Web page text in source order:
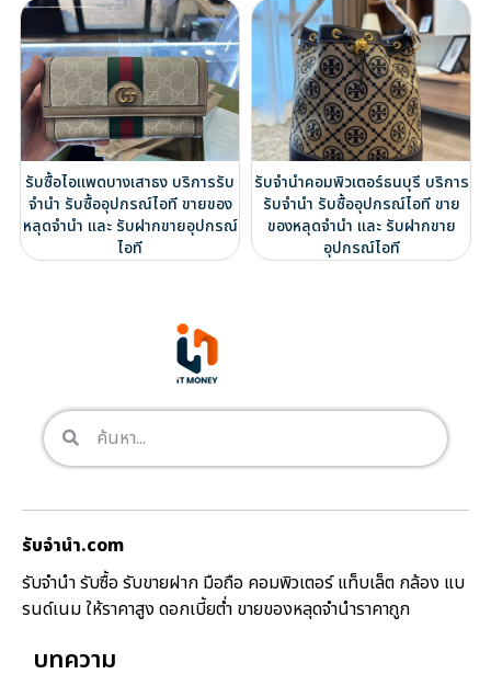
รับซื้อไอแพดบางเสาธง บริการรับ
จำนำ รับซื้ออุปกรณ์ไอที ขายของ
หลุดจำนำ และ รับฝากขายอุปกรณ์
ไอที
รับจำนำคอมพิวเตอร์ธนบุรี บริการ
รับจำนำ รับซื้ออุปกรณ์ไอที ขาย
ของหลุดจำนำ และ รับฝากขาย
อุปกรณ์ไอที
รับจํานํา.com
รับจำนำ รับซื้อ รับขายฝาก มือถือ คอมพิวเตอร์ แท็บเล็ต กล้อง แบ
รนด์เนม ให้ราคาสูง ดอกเบี้ยต่ำ ขายของหลุดจำนำราคาถูก
บทความ